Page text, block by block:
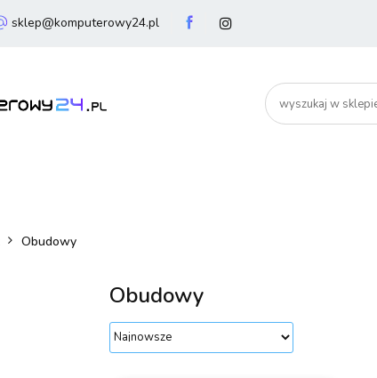
sklep@komputerowy24.pl
Laptopy Komputery
Smartfony Bezpieczeństwo
Obudowy
Obudowy